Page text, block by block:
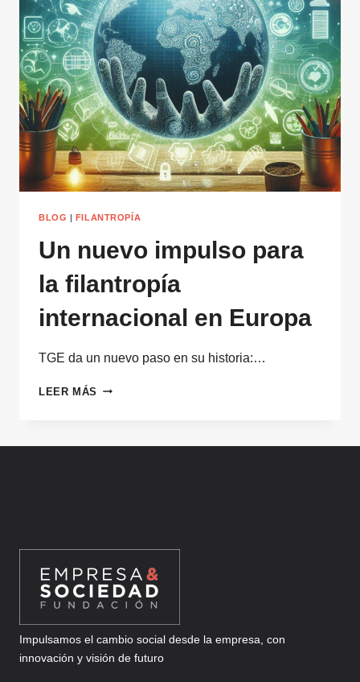
BLOG | FILANTROPÍA
Un nuevo impulso para
la filantropía
internacional en Europa
TGE da un nuevo paso en su historia:…
LEER MÁS UN
Impulsamos el cambio social desde la empresa, con
innovación y visión de futuro